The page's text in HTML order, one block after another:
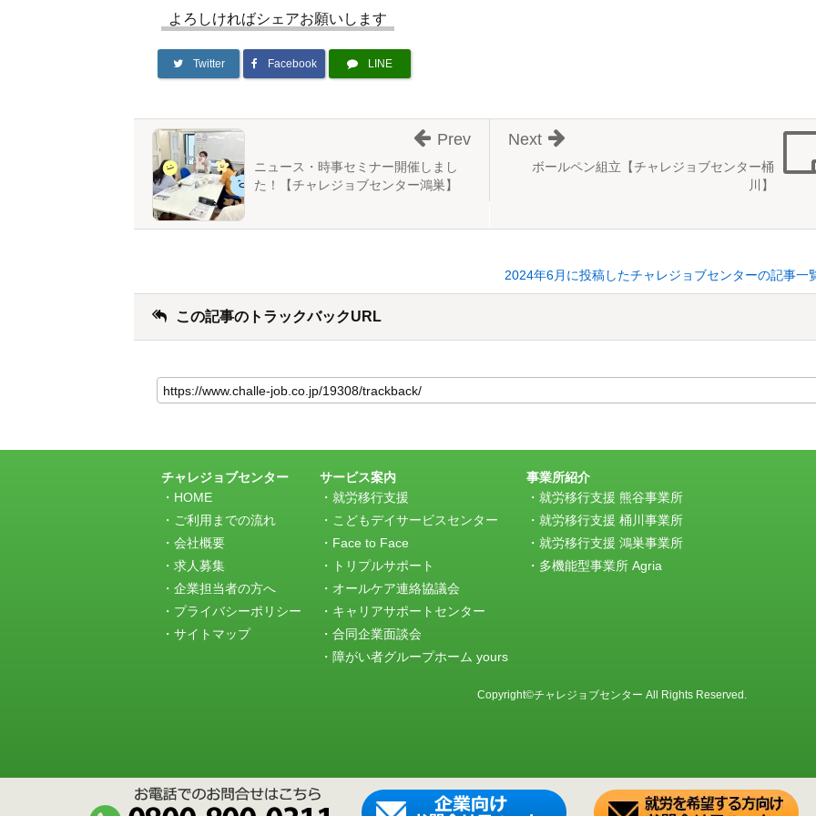
よろしければシェアお願いします
Twitter Facebook LINE
ボールペン組立【チャレジョブセンター桶
川】
Next
ニュース・時事セミナー開催しまし
た！【チャレジョブセンター鴻巣】
Prev
2024年6月に投稿したチャレジョブセンターの記事一
この記事のトラックバックURL
の
記
ラ
ッ
ク
URL
チャレジョブセンター
HOME
ご利用までの流れ
会社概要
求人募集
企業担当者の方へ
プライバシーポリシー
サイトマップ
サービス案内
就労移行支援
こどもデイサービスセンター
Face to Face
トリプルサポート
オールケア連絡協議会
キャリアサポートセンター
合同企業面談会
障がい者グループホーム yours
事業所紹介
就労移行支援 熊谷事業所
就労移行支援 桶川事業所
就労移行支援 鴻巣事業所
多機能型事業所 Agria
Copyright©チャレジョブセンター All Rights Reserved.